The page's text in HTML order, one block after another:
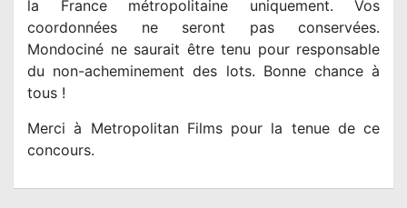
la France métropolitaine uniquement. Vos
coordonnées ne seront pas conservées.
Mondociné ne saurait être tenu pour responsable
du non-acheminement des lots. Bonne chance à
tous !
Merci à Metropolitan Films pour la tenue de ce
concours.